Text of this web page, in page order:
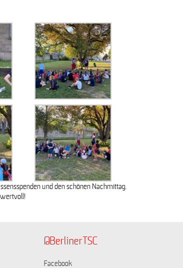
und den schönen Nachmittag.
@BerlinerTSC
Facebook